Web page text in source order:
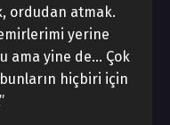
ordudan atmak.
yerine
ama yine de… Çok
hiçbiri için